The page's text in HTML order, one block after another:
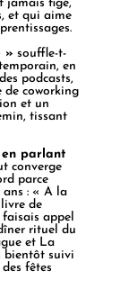
jamais figé,
et qui aime
» souffle-t-
en
podcasts,
de coworking
et un
tissant
en parlant
converge
parce
ans : « A la
de
faisais appel
rituel du
et La
bientôt suivi
fêtes